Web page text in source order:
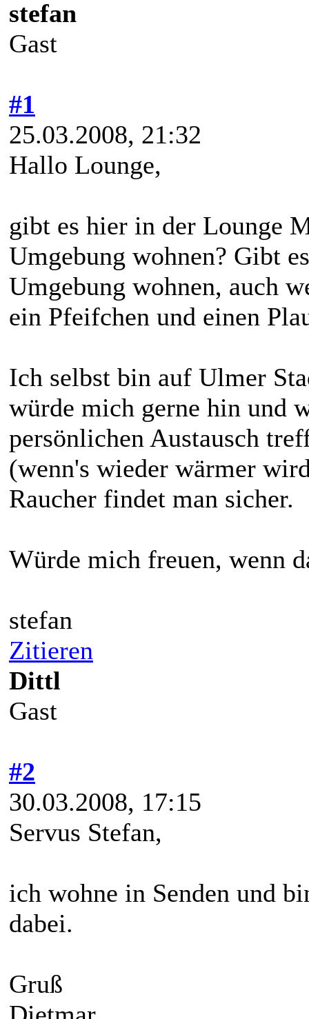
stefan
Gast
#1
25.03.2008, 21:32
Hallo Lounge,
gibt es hier in der Lounge
Umgebung wohnen? Gibt
Umgebung wohnen, auch
ein Pfeifchen und einen
Ich selbst bin auf Ulmer
würde mich gerne hin und
persönlichen Austausch
(wenn's wieder wärmer
Raucher findet man sicher.
Würde mich freuen, wenn
stefan
Zitieren
Dittl
Gast
#2
30.03.2008, 17:15
Servus Stefan,
ich wohne in Senden und
dabei.
Gruß